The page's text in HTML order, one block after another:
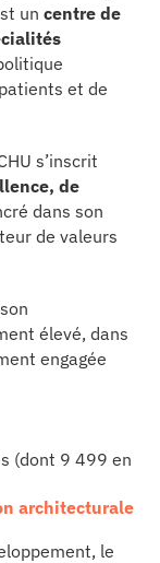
un centre de
et de
s’inscrit
de
dans son
de valeurs
élevé, dans
engagée
(dont 9 499 en
architecturale
le